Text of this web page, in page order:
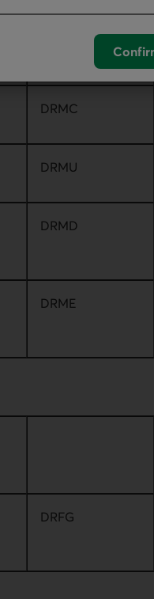
DRMC
DRMU
DRMD
DRME
DRFG